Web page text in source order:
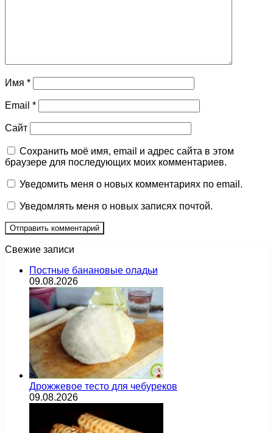
Имя *
Email *
Сайт
Сохранить моё имя, email и адрес сайта в этом
браузере для последующих моих комментариев.
Уведомить меня о новых комментариях по email.
Уведомлять меня о новых записях почтой.
Свежие записи
Постные банановые оладьи
09.08.2026
Дрожжевое тесто для чебуреков
09.08.2026